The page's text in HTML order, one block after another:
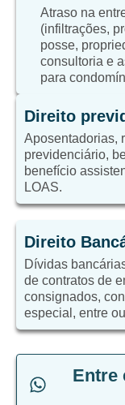
Atraso na
(infiltrações,
posse,
consultoria e
para
Direito
Aposentadorias,
previdenciário,
benefício
LOAS.
Direito
Dívidas
de contratos de
consignados,
especial, entre
Entre